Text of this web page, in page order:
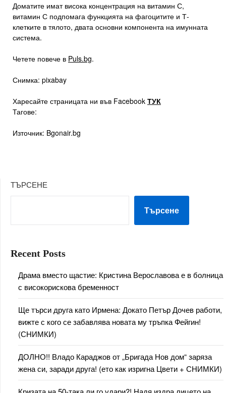
Доматите имат висока концентрация на витамин С,
витамин С подпомага функцията на фагоцитите и Т-
клетките в тялото, двата основни компонента на имунната
система.
Четете повече в Puls.bg.
Снимка: pixabay
Харесайте страницата ни във Facebook ТУК
Тагове:
Източник: Bgonair.bg
ТЪРСЕНЕ
Търсене
Recent Posts
Драма вместо щастие: Кристина Верославова е в болница
с високорискова бременност
Ще търси друга като Ирмена: Докато Петър Дочев работи,
вижте с кого се забавлява новата му тръпка Фейгин!
(СНИМКИ)
ДОЛНО!! Владо Караджов от „Бригада Нов дом“ заряза
жена си, заради друга! (ето как изригна Цвети + СНИМКИ)